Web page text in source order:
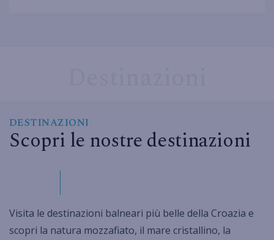
DESTINAZIONI
Scopri le nostre destinazioni
Visita le destinazioni balneari più belle della Croazia e
scopri la natura mozzafiato, il mare cristallino, la